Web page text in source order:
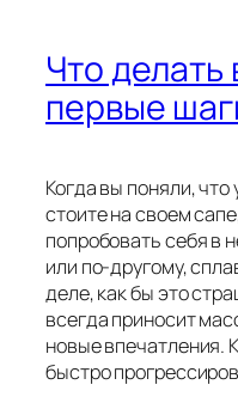
Что делать
первые
Когда вы поняли,
стоите на своем
попробовать себя в
или по-другому,
деле, как бы это
всегда приносит
новые впечатления.
быстро